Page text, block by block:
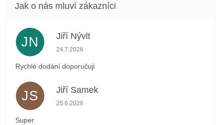
JN Jiří Nývlt
Hodnocení obchodu je 5 z 5 hvězdiček.
24.7.2026
Rychlé dodání doporučuji
JS Jiří Samek
Hodnocení obchodu je 5 z 5 hvězdiček.
25.6.2026
Super